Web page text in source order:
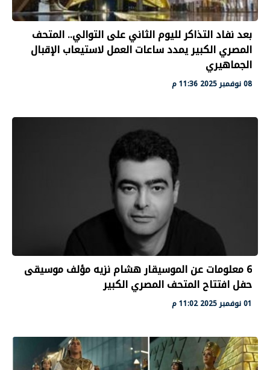
بعد نفاد التذاكر لليوم الثاني على التوالي.. المتحف
المصري الكبير يمدد ساعات العمل لاستيعاب الإقبال
الجماهيري
08 نوفمبر 2025 11:36 م
6 معلومات عن الموسيقار هشام نزيه مؤلف موسيقى
حفل افتتاح المتحف المصري الكبير
01 نوفمبر 2025 11:02 م